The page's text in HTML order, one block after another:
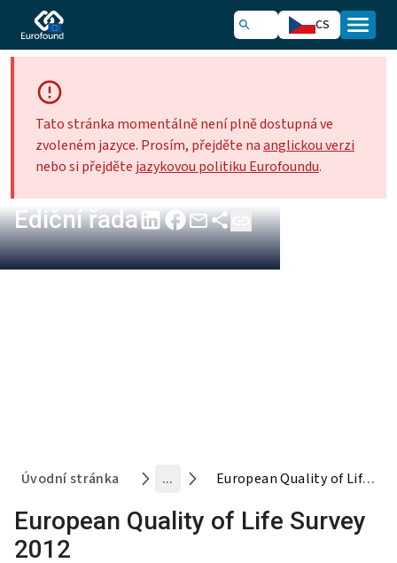
CS
Tato stránka momentálně není plně dostupná ve
zvoleném jazyce. Prosím, přejděte naanglickou verzi
nebo si přejděte jazykovou politiku Eurofoundu.
Ediční řada
Úvodní stránka ... European Quality of Life Survey 2012
European Quality of Life Survey
2012